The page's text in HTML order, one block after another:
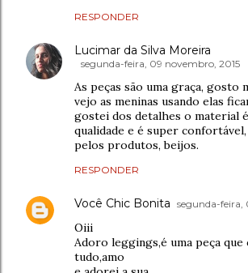
RESPONDER
Lucimar da Silva Moreira
segunda-feira, 09 novembro, 2015
As peças são uma graça, gosto
vejo as meninas usando elas
gostei dos detalhes o material
qualidade e é super
pelos produtos, beijos.
RESPONDER
Você Chic Bonita segunda-feira,
Oiii
Adoro leggings,é uma peça que
tudo,amo